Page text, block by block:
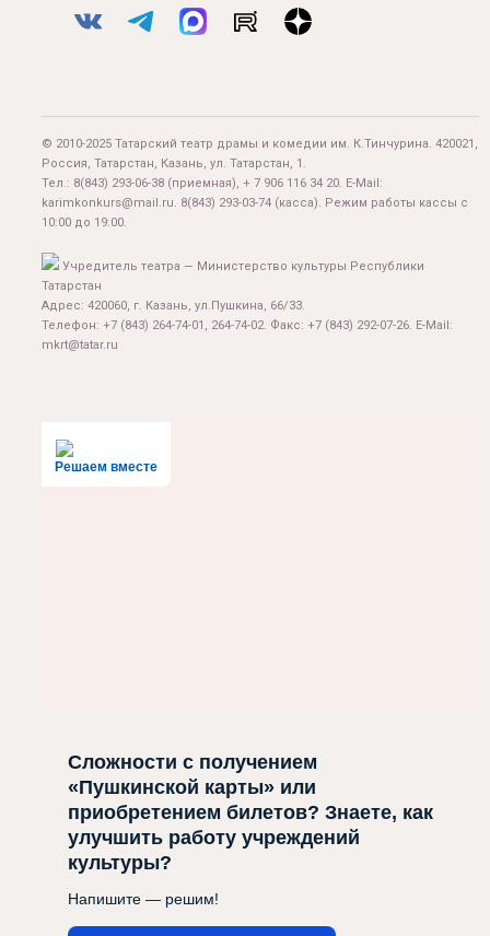
© 2010-2025 Татарский театр драмы и комедии им. К.Тинчурина. 420021,
Россия, Татарстан, Казань, ул. Татарстан, 1.
Тел.: 8(843) 293-06-38 (приемная), + 7 906 116 34 20. E-Mail:
karimkonkurs@mail.ru. 8(843) 293-03-74 (касса). Режим работы кассы с
10:00 до 19:00.
Учредитель театра — Министерство культуры Республики
Татарстан
Адрес: 420060, г. Казань, ул.Пушкина, 66/33.
Телефон: +7 (843) 264-74-01, 264-74-02. Факс: +7 (843) 292-07-26. E-Mail:
mkrt@tatar.ru
Решаем вместе
Сложности с получением
«Пушкинской карты» или
приобретением билетов? Знаете, как
улучшить работу учреждений
культуры?
Напишите — решим!